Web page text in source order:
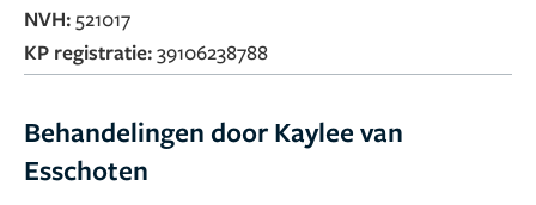
NVH:521017
KP registratie:39106238788
Behandelingen door Kaylee van
Esschoten